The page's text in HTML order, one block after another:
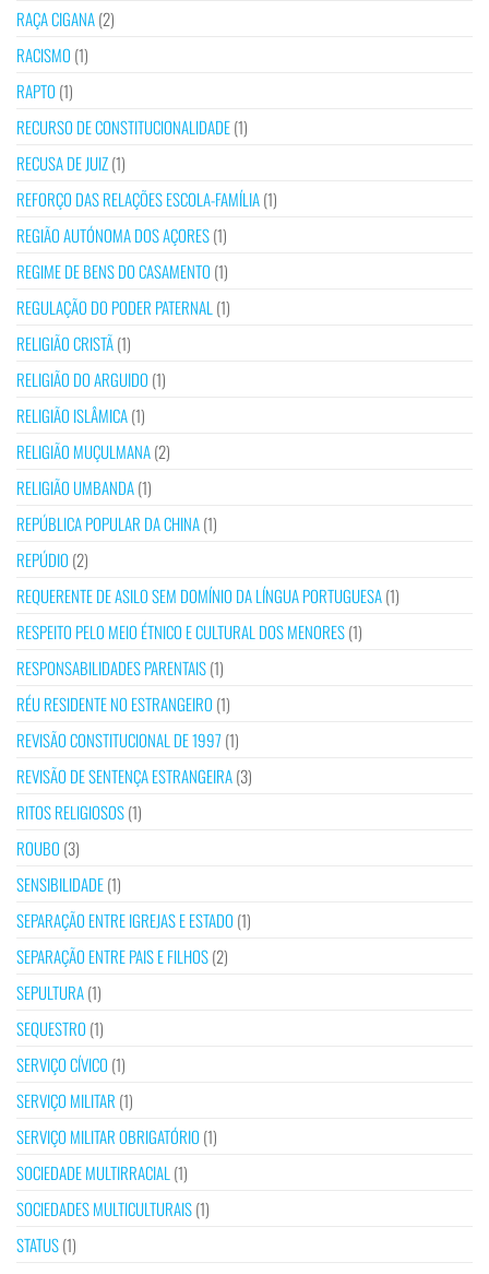
RAÇA CIGANA(2)
RACISMO (1)
RAPTO (1)
RECURSO DE CONSTITUCIONALIDADE(1)
RECUSA DE JUIZ(1)
REFORÇO DAS RELAÇÕES ESCOLA-FAMÍLIA(1)
REGIÃO AUTÓNOMA DOS AÇORES(1)
REGIME DE BENS DO CASAMENTO (1)
REGULAÇÃO DO PODER PATERNAL (1)
RELIGIÃO CRISTÃ(1)
RELIGIÃO DO ARGUIDO (1)
RELIGIÃO ISLÂMICA(1)
RELIGIÃO MUÇULMANA(2)
RELIGIÃO UMBANDA(1)
REPÚBLICA POPULAR DA CHINA(1)
REPÚDIO (2)
REQUERENTE DE ASILO SEM DOMÍNIO DA LÍNGUA PORTUGUESA(1)
RESPEITO PELO MEIO ÉTNICO E CULTURAL DOS MENORES(1)
RESPONSABILIDADES PARENTAIS(1)
RÉU RESIDENTE NO ESTRANGEIRO (1)
REVISÃO CONSTITUCIONAL DE 1997 (1)
REVISÃO DE SENTENÇA ESTRANGEIRA(3)
RITOS RELIGIOSOS(1)
ROUBO (3)
SENSIBILIDADE(1)
SEPARAÇÃO ENTRE IGREJAS E ESTADO (1)
SEPARAÇÃO ENTRE PAIS E FILHOS(2)
SEPULTURA(1)
SEQUESTRO (1)
SERVIÇO CÍVICO (1)
SERVIÇO MILITAR (1)
SERVIÇO MILITAR OBRIGATÓRIO (1)
SOCIEDADE MULTIRRACIAL (1)
SOCIEDADES MULTICULTURAIS(1)
STATUS(1)